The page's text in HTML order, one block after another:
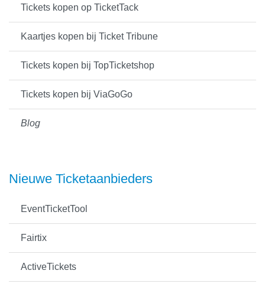
Tickets kopen op TicketTack
Kaartjes kopen bij Ticket Tribune
Tickets kopen bij TopTicketshop
Tickets kopen bij ViaGoGo
Blog
Nieuwe Ticketaanbieders
EventTicketTool
Fairtix
ActiveTickets